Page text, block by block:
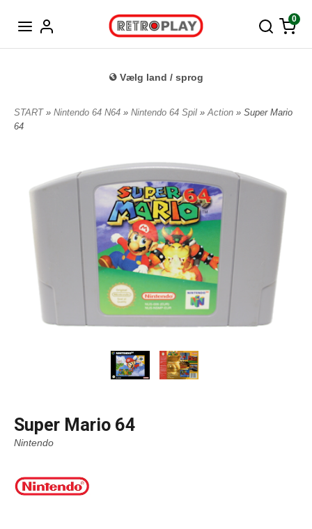
0
Vælg land / sprog
START» Nintendo 64 N64 » Nintendo 64 Spil »Action » Super Mario
64
Super Mario 64
Nintendo